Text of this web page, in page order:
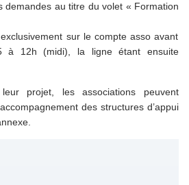
demandes au titre du volet « Formation
sur le compte asso avant
à 12h (midi), la ligne étant ensuite
projet, les associations peuvent
des structures d’appui